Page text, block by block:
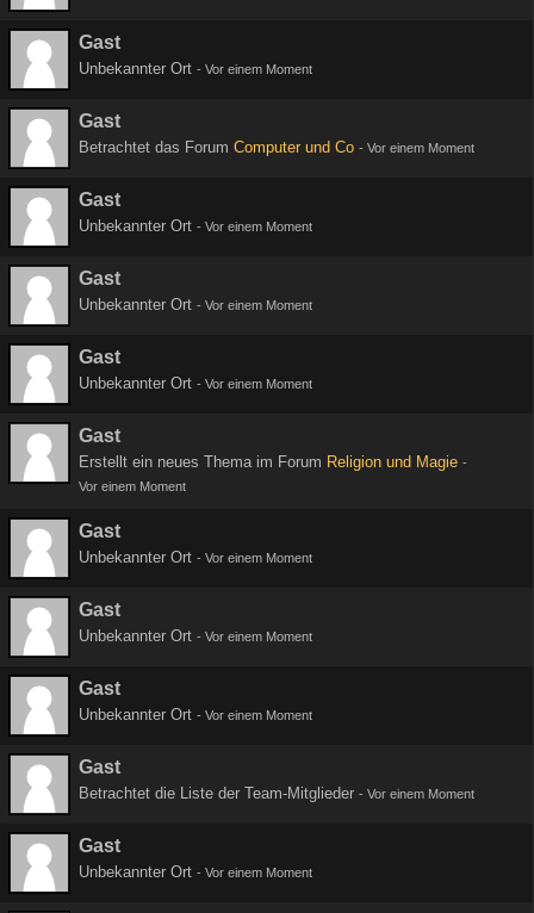
Gast
Unbekannter Ort - Vor einem Moment
Gast
Betrachtet das Forum Computer und Co - Vor einem Moment
Gast
Unbekannter Ort - Vor einem Moment
Gast
Unbekannter Ort - Vor einem Moment
Gast
Unbekannter Ort - Vor einem Moment
Gast
Erstellt ein neues Thema im Forum Religion und Magie -
Vor einem Moment
Gast
Unbekannter Ort - Vor einem Moment
Gast
Unbekannter Ort - Vor einem Moment
Gast
Unbekannter Ort - Vor einem Moment
Gast
Betrachtet die Liste der Team-Mitglieder - Vor einem Moment
Gast
Unbekannter Ort - Vor einem Moment